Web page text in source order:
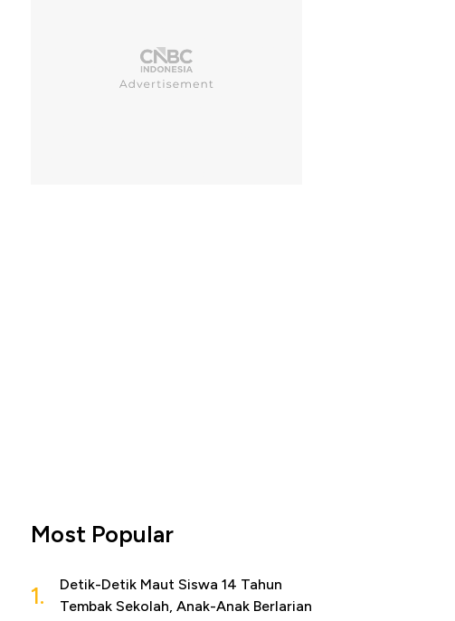
Most Popular
1.
Detik-Detik Maut Siswa 14 Tahun
Tembak Sekolah, Anak-Anak Berlarian